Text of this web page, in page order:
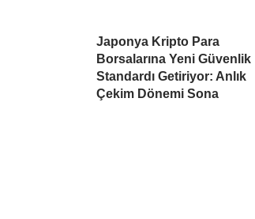
Japonya Kripto Para
Borsalarına Yeni Güvenlik
Standardı Getiriyor: Anlık
Çekim Dönemi Sona